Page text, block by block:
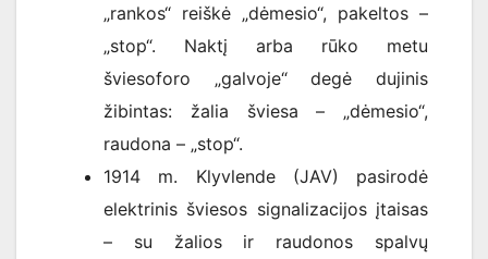
„rankos“ reiškė „dėmesio“, pakeltos –
„stop“. Naktį arba rūko metu
šviesoforo „galvoje“ degė dujinis
žibintas: žalia šviesa – „dėmesio“,
raudona – „stop“.
1914 m. Klyvlende (JAV) pasirodė
elektrinis šviesos signalizacijos įtaisas
– su žalios ir raudonos spalvų